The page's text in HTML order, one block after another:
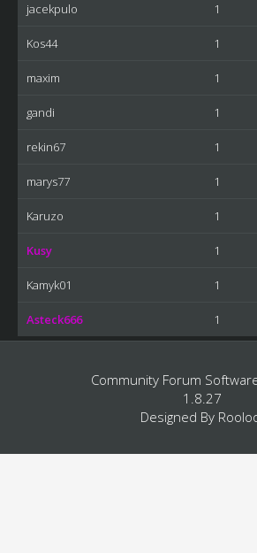
jacekpulo 1
Kos44 1
maxim 1
gandi 1
rekin67 1
marys77 1
Karuzo 1
Kusy 1
Kamyk01 1
Asteck666 1
Community Forum
1.8.27
Designed By